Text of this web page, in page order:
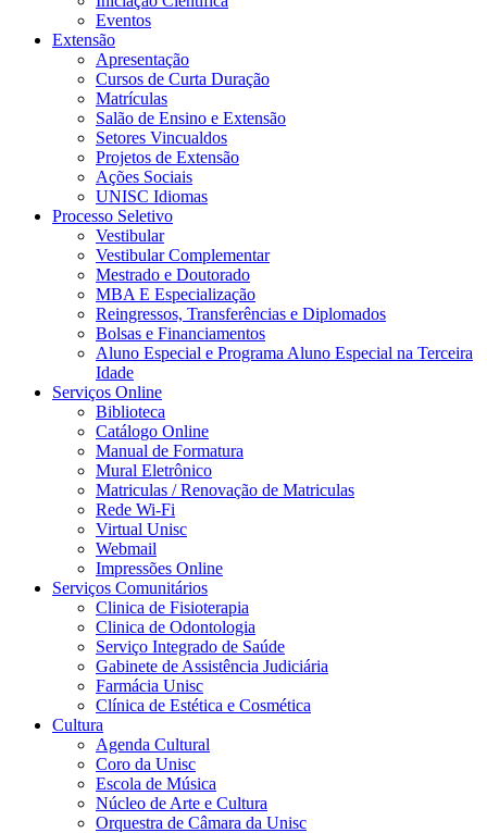
Eventos
Extensão
Apresentação
Cursos de Curta Duração
Matrículas
Salão de Ensino e Extensão
Setores Vincualdos
Projetos de Extensão
Ações Sociais
UNISC Idiomas
Processo Seletivo
Vestibular
Vestibular Complementar
Mestrado e Doutorado
MBA E Especialização
Reingressos, Transferências e Diplomados
Bolsas e Financiamentos
Aluno Especial e Programa Aluno Especial na Terceira
Idade
Serviços Online
Biblioteca
Catálogo Online
Manual de Formatura
Mural Eletrônico
Matriculas / Renovação de Matriculas
Rede Wi-Fi
Virtual Unisc
Webmail
Impressões Online
Serviços Comunitários
Clinica de Fisioterapia
Clinica de Odontologia
Serviço Integrado de Saúde
Gabinete de Assistência Judiciária
Farmácia Unisc
Clínica de Estética e Cosmética
Cultura
Agenda Cultural
Coro da Unisc
Escola de Música
Núcleo de Arte e Cultura
Orquestra de Câmara da Unisc